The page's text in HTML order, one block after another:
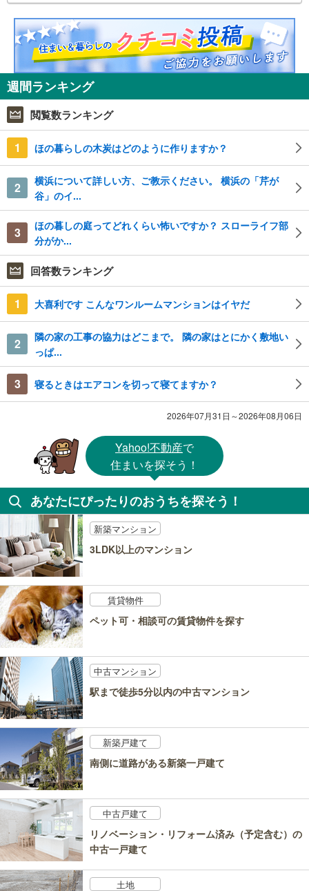
週間ランキング
閲覧数ランキング
1 ほの暮らしの木炭はどのように作りますか？
2
横浜について詳しい方、ご教示ください。 横浜の「芹が
谷」のイ...
3
ほの暮しの庭ってどれくらい怖いですか？ スローライフ部
分がか...
回答数ランキング
1 大喜利です こんなワンルームマンションはイヤだ
2
隣の家の工事の協力はどこまで。 隣の家はとにかく敷地い
っぱ...
3 寝るときはエアコンを切って寝てますか？
2026年07月31日～2026年08月06日
Yahoo!不動産で
住まいを探そう！
あなたにぴったりのおうちを探そう！
新築マンション
3LDK以上のマンション
賃貸物件
ペット可・相談可の賃貸物件を探す
中古マンション
駅まで徒歩5分以内の中古マンション
新築戸建て
南側に道路がある新築一戸建て
中古戸建て
リノベーション・リフォーム済み（予定含む）の
中古一戸建て
土地